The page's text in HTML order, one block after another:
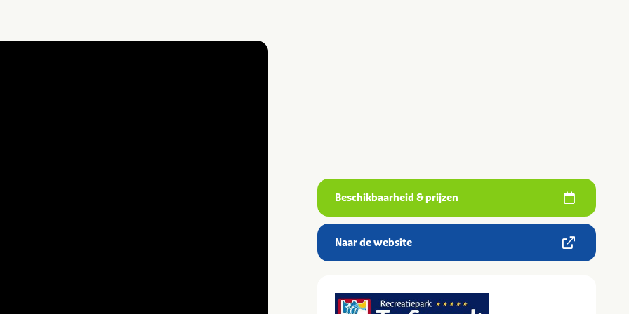
Beschikbaarheid & prijzen
Naar de website